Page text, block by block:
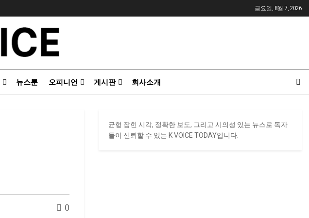
금요일, 8월 7, 2026
뉴스툰 오피니언 게시판 회사소개
0
균형 잡힌 시각, 정확한 보도, 그리고 시의성 있는 뉴스로 독자
들이 신뢰할 수 있는 K VOICE TODAY입니다.